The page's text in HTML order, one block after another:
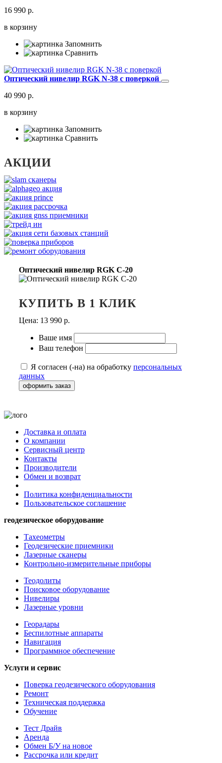
16 990 р.
в корзину
Запомнить
Сравнить
Оптический нивелир RGK N-38 с поверкой
40 990 р.
в корзину
Запомнить
Сравнить
АКЦИИ
Оптический нивелир RGK C-20
КУПИТЬ В 1 КЛИК
Цена: 13 990 р.
Ваше имя
Ваш телефон
Я согласен (-на) на обработку персональных
данных
оформить заказ
Доставка и оплата
О компании
Сервисный центр
Контакты
Производители
Обмен и возврат
Политика конфиденциальности
Пользовательское соглашение
геодезическое оборудование
Тахеометры
Геодезические приемники
Лазерные сканеры
Контрольно-измерительные приборы
Теодолиты
Поисковое оборудование
Нивелиры
Лазерные уровни
Георадары
Беспилотные аппараты
Навигация
Программное обеспечение
Услуги и сервис
Поверка геодезического оборудования
Ремонт
Техническая поддержка
Обучение
Тест Драйв
Аренда
Обмен Б/У на новое
Рассрочка или кредит